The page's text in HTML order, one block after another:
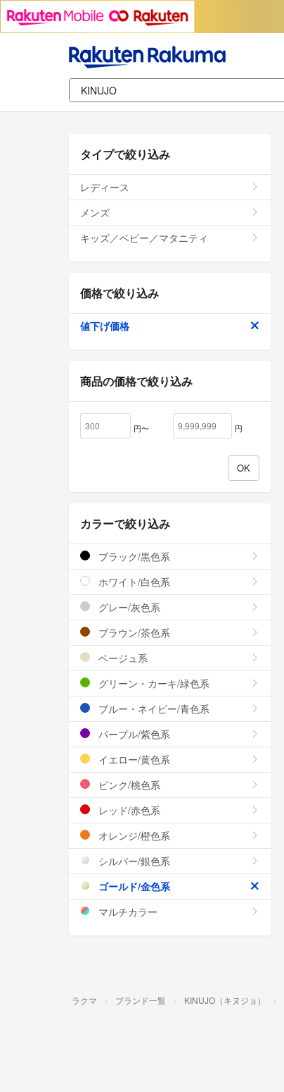
タイプで絞り込み
レディース
メンズ
キッズ／ベビー／マタニティ
価格で絞り込み
値下げ価格
商品の価格で絞り込み
円〜 円
カラーで絞り込み
ブラック/黒色系
ホワイト/白色系
グレー/灰色系
ブラウン/茶色系
ベージュ系
グリーン・カーキ/緑色系
ブルー・ネイビー/青色系
パープル/紫色系
イエロー/黄色系
ピンク/桃色系
レッド/赤色系
オレンジ/橙色系
シルバー/銀色系
ゴールド/金色系
マルチカラー
ラクマ ブランド一覧 KINUJO（キヌジョ）